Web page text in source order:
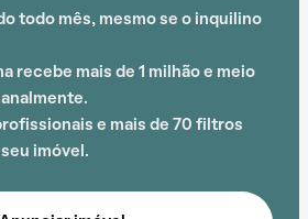
adiciona praticidade a essa
todo mês, mesmo se o inquilino
recebe mais de 1 milhão e meio
e mais de 70 filtros
imóvel.